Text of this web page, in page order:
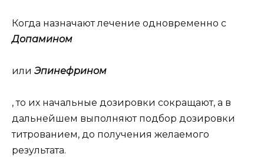
Когда назначают лечение одновременно с
Допамином
или Эпинефрином
, то их начальные дозировки сокращают, а в
дальнейшем выполняют подбор дозировки
титрованием, до получения желаемого
результата.